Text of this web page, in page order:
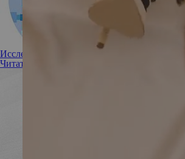
Исследования на гормоны: кому и зачем
Читать полностью